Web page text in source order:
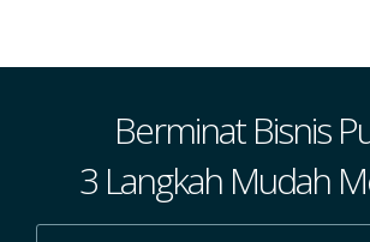
Berminat Bisnis
3 Langkah Mudah